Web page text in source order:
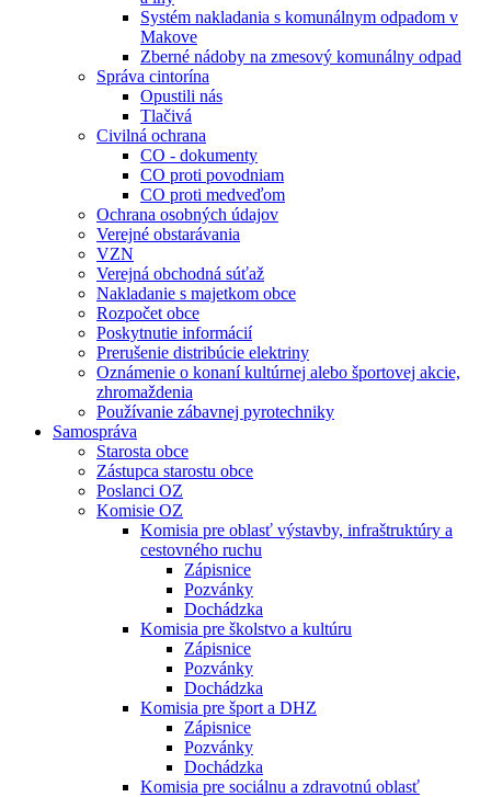
Systém nakladania s komunálnym odpadom v
Makove
Zberné nádoby na zmesový komunálny odpad
Správa cintorína
Opustili nás
Tlačivá
Civilná ochrana
CO - dokumenty
CO proti povodniam
CO proti medveďom
Ochrana osobných údajov
Verejné obstarávania
VZN
Verejná obchodná súťaž
Nakladanie s majetkom obce
Rozpočet obce
Poskytnutie informácií
Prerušenie distribúcie elektriny
Oznámenie o konaní kultúrnej alebo športovej akcie,
zhromaždenia
Používanie zábavnej pyrotechniky
Samospráva
Starosta obce
Zástupca starostu obce
Poslanci OZ
Komisie OZ
Komisia pre oblasť výstavby, infraštruktúry a
cestovného ruchu
Zápisnice
Pozvánky
Dochádzka
Komisia pre školstvo a kultúru
Zápisnice
Pozvánky
Dochádzka
Komisia pre šport a DHZ
Zápisnice
Pozvánky
Dochádzka
Komisia pre sociálnu a zdravotnú oblasť